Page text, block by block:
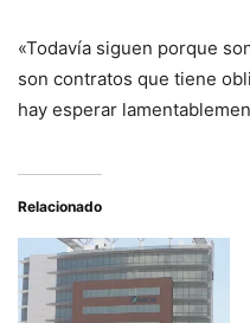
«Todavía siguen porque
son contratos que tiene
hay esperar
Relacionado